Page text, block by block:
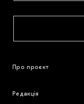
Про проєкт
Редакція